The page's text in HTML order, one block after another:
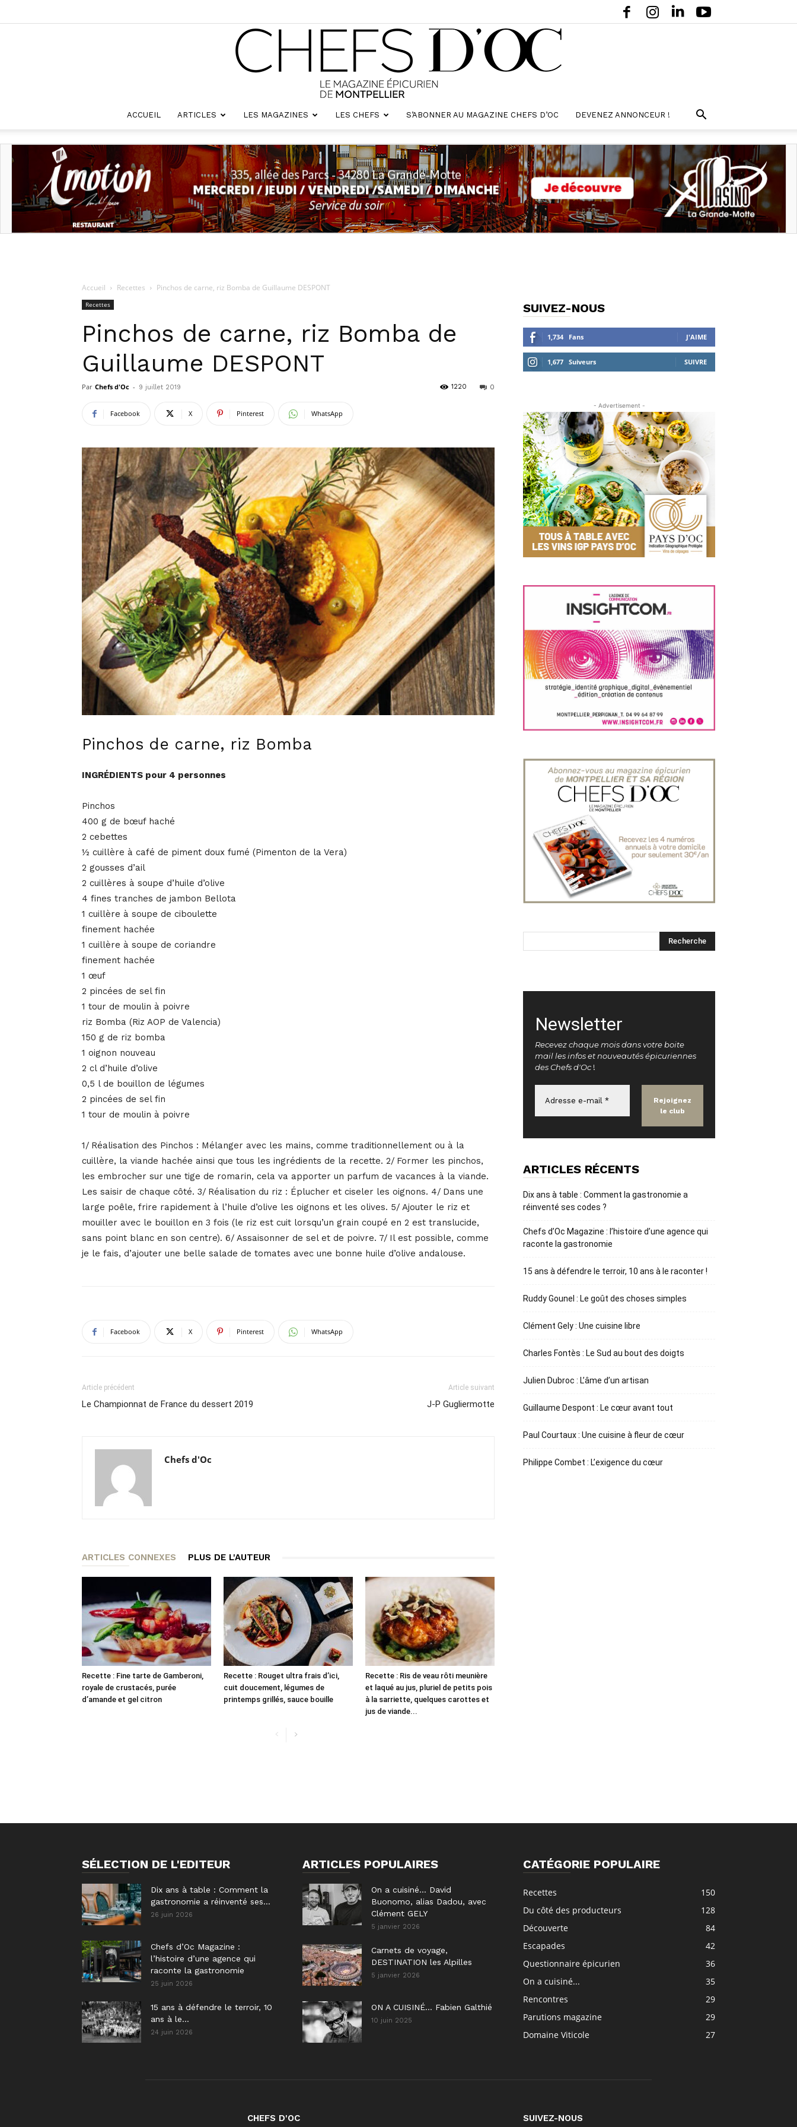
d'oc
ACCUEIL ARTICLES LES MAGAZINES LES CHEFS S’ABONNER AU MAGAZINE CHEFS D’OC DEVENEZ ANNONCEUR !
Accueil Recettes Pinchos de carne, riz Bomba de Guillaume DESPONT
Recettes
Pinchos de carne, riz Bomba de
Guillaume DESPONT
Par Chefs d'Oc - 9 juillet 2019 0
1220
Facebook X Pinterest WhatsApp
Pinchos de carne, riz Bomba
INGRÉDIENTS pour 4 personnes
Pinchos
400 g de bœuf haché
2 cebettes
½ cuillère à café de piment doux fumé (Pimenton de la Vera)
2 gousses d’ail
2 cuillères à soupe d’huile d’olive
4 fines tranches de jambon Bellota
1 cuillère à soupe de ciboulette
finement hachée
1 cuillère à soupe de coriandre
finement hachée
1 œuf
2 pincées de sel fin
1 tour de moulin à poivre
riz Bomba (Riz AOP de Valencia)
150 g de riz bomba
1 oignon nouveau
2 cl d’huile d’olive
0,5 l de bouillon de légumes
2 pincées de sel fin
1 tour de moulin à poivre
1/ Réalisation des Pinchos : Mélanger avec les mains, comme traditionnellement ou à la
cuillère, la viande hachée ainsi que tous les ingrédients de la recette. 2/ Former les pinchos,
les embrocher sur une tige de romarin, cela va apporter un parfum de vacances à la viande.
Les saisir de chaque côté. 3/ Réalisation du riz : Éplucher et ciseler les oignons. 4/ Dans une
large poêle, frire rapidement à l’huile d’olive les oignons et les olives. 5/ Ajouter le riz et
mouiller avec le bouillon en 3 fois (le riz est cuit lorsqu’un grain coupé en 2 est translucide,
sans point blanc en son centre). 6/ Assaisonner de sel et de poivre. 7/ Il est possible, comme
je le fais, d’ajouter une belle salade de tomates avec une bonne huile d’olive andalouse.
Facebook X Pinterest WhatsApp
Article précédent
Le Championnat de France du dessert 2019
Article suivant
J-P Gugliermotte
Chefs d'Oc
ARTICLES CONNEXES PLUS DE L'AUTEUR
Recette : Fine tarte de Gamberoni,
royale de crustacés, purée
d’amande et gel citron
Recette : Rouget ultra frais d’ici,
cuit doucement, légumes de
printemps grillés, sauce bouille
Recette : Ris de veau rôti meunière
et laqué au jus, pluriel de petits pois
à la sarriette, quelques carottes et
jus de viande...
SUIVEZ-NOUS
1,734 Fans J'AIME
1,677 Suiveurs SUIVRE
- Advertisement -
Newsletter
Recevez chaque mois dans votre boite
mail les infos et nouveautés épicuriennes
des Chefs d'Oc !
ARTICLES RÉCENTS
Dix ans à table : Comment la gastronomie a
réinventé ses codes ?
Chefs d’Oc Magazine : l’histoire d’une agence qui
raconte la gastronomie
15 ans à défendre le terroir, 10 ans à le raconter !
Ruddy Gounel : Le goût des choses simples
Clément Gely : Une cuisine libre
Charles Fontès : Le Sud au bout des doigts
Julien Dubroc : L’âme d’un artisan
Guillaume Despont : Le cœur avant tout
Paul Courtaux : Une cuisine à fleur de cœur
Philippe Combet : L’exigence du cœur
SÉLECTION DE L'EDITEUR
Dix ans à table : Comment la
gastronomie a réinventé ses...
26 juin 2026
Chefs d’Oc Magazine :
l’histoire d’une agence qui
raconte la gastronomie
25 juin 2026
15 ans à défendre le terroir, 10
ans à le...
24 juin 2026
ARTICLES POPULAIRES
On a cuisiné… David
Buonomo, alias Dadou, avec
Clément GELY
5 janvier 2026
Carnets de voyage,
DESTINATION les Alpilles
5 janvier 2026
ON A CUISINÉ… Fabien Galthié
10 juin 2025
CATÉGORIE POPULAIRE
Recettes
150
Du côté des producteurs
128
Découverte
84
Escapades
42
Questionnaire épicurien
36
On a cuisiné...
35
Rencontres
29
Parutions magazine
29
Domaine Viticole
27
CHEFS D'OC SUIVEZ-NOUS